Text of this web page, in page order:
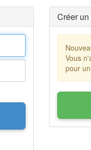
Créer
Vous
pour